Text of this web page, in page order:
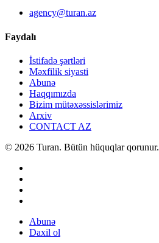
agency@turan.az
Faydalı
İstifadə şərtləri
Məxfilik siyasti
Abunə
Haqqımızda
Bizim mütəxəssislərimiz
Arxiv
CONTACT AZ
© 2026 Turan. Bütün hüquqlar qorunur.
Abunə
Daxil ol